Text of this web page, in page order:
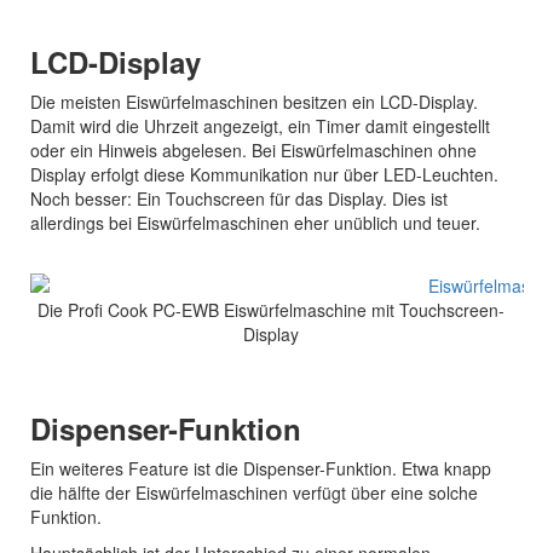
LCD-Display
Die meisten Eiswürfelmaschinen besitzen ein LCD-Display.
Damit wird die Uhrzeit angezeigt, ein Timer damit eingestellt
oder ein Hinweis abgelesen. Bei Eiswürfelmaschinen ohne
Display erfolgt diese Kommunikation nur über LED-Leuchten.
Noch besser: Ein Touchscreen für das Display. Dies ist
allerdings bei Eiswürfelmaschinen eher unüblich und teuer.
Die Profi Cook PC-EWB Eiswürfelmaschine mit Touchscreen-
Display
Dispenser-Funktion
Ein weiteres Feature ist die Dispenser-Funktion. Etwa knapp
die hälfte der Eiswürfelmaschinen verfügt über eine solche
Funktion.